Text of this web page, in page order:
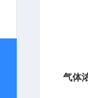
气体